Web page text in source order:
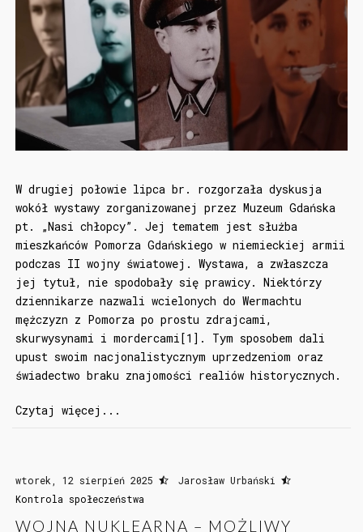
W drugiej połowie lipca br. rozgorzała dyskusja
wokół wystawy zorganizowanej przez Muzeum Gdańska
pt. „Nasi chłopcy”. Jej tematem jest służba
mieszkańców Pomorza Gdańskiego w niemieckiej armii
podczas II wojny światowej. Wystawa, a zwłaszcza
jej tytuł, nie spodobały się prawicy. Niektórzy
dziennikarze nazwali wcielonych do Wermachtu
mężczyzn z Pomorza po prostu zdrajcami,
skurwysynami i mordercami[1]. Tym sposobem dali
upust swoim nacjonalistycznym uprzedzeniom oraz
świadectwo braku znajomości realiów historycznych.
Czytaj więcej...
wtorek, 12 sierpień 2025
Jarosław Urbański
Kontrola społeczeństwa
WOJNA NUKLEARNA – MOŻLIWY